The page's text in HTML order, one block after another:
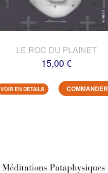
LE ROC DU PLAINET
15,00 €
VOIR EN DETAILS COMMANDER